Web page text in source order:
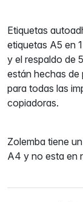
Etiquetas
etiquetas A5 en
y el respaldo de
están hechas de
para todas las
copiadoras.
Zolemba tiene
A4 y no esta en